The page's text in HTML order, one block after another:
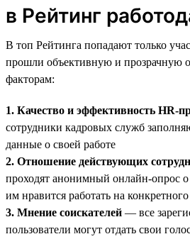
в Рейтинг
В топ Рейтинга попадают только
прошли объективную и прозрачную
факторам:
1. Качество и эффективность HR-
сотрудники кадровых служб
данные о своей работе
2. Отношение действующих
проходят анонимный онлайн-опрос о
им нравится работать на
3. Мнение соискателей — все
пользователи могут отдать свои